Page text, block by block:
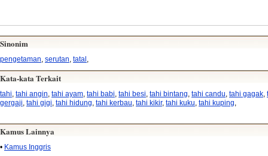
Sinonim
pengetaman serutan tatal
Kata-kata Terkait
tahi, tahi angin, tahi ayam, tahi babi, tahi besi, tahi bintang, tahi candu, tahi gagak,
gergaji, tahi gigi, tahi hidung, tahi kerbau, tahi kikir, tahi kuku, tahi kuping,
Kamus Lainnya
• Kamus Inggris